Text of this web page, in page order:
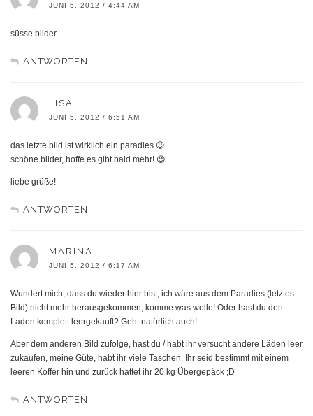
JUNI 5, 2012 / 4:44 AM
süsse bilder
ANTWORTEN
LISA
JUNI 5, 2012 / 6:51 AM
das letzte bild ist wirklich ein paradies 😉
schöne bilder, hoffe es gibt bald mehr! 😉
liebe grüße!
ANTWORTEN
MARINA
JUNI 5, 2012 / 6:17 AM
Wundert mich, dass du wieder hier bist, ich wäre aus dem Paradies (letztes
Bild) nicht mehr herausgekommen, komme was wolle! Oder hast du den
Laden komplett leergekauft? Geht natürlich auch!
Aber dem anderen Bild zufolge, hast du / habt ihr versucht andere Läden leer
zukaufen, meine Güte, habt ihr viele Taschen. Ihr seid bestimmt mit einem
leeren Koffer hin und zurück hattet ihr 20 kg Übergepäck ;D
ANTWORTEN